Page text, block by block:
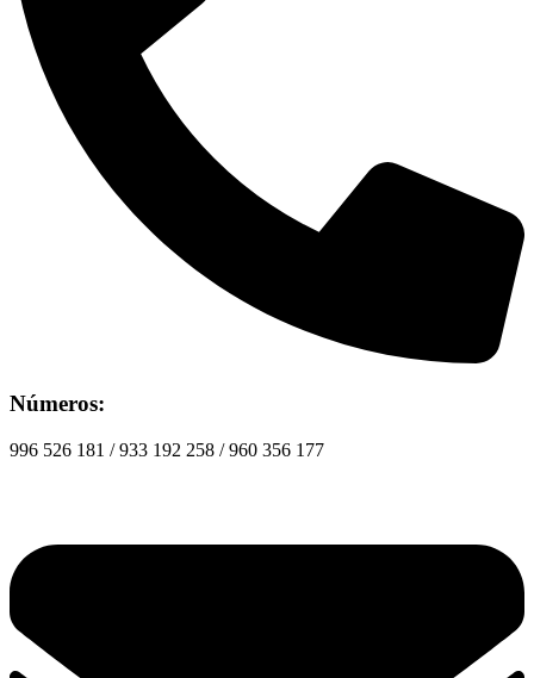
Números:
996 526 181 / 933 192 258 / 960 356 177